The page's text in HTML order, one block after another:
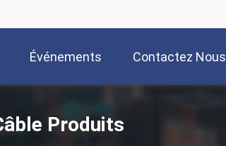
Événements Contactez Nous
Produits